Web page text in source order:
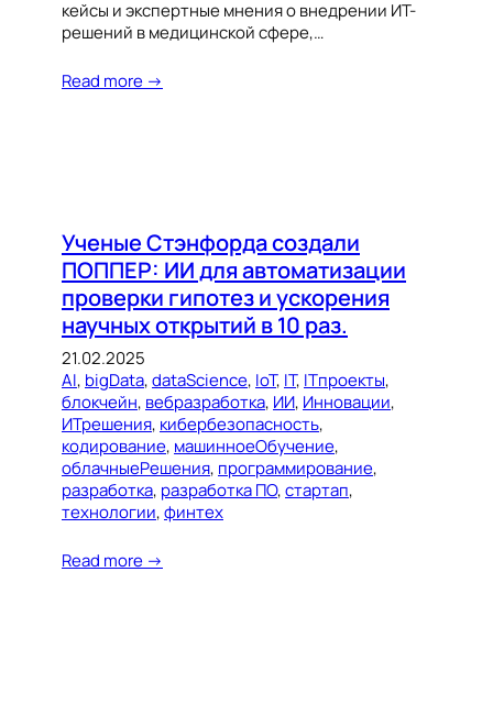
кейсы и экспертные мнения о внедрении ИТ-
решений в медицинской сфере,…
Read more →
Ученые Стэнфорда создали
ПОППЕР: ИИ для автоматизации
проверки гипотез и ускорения
научных открытий в 10 раз.
21.02.2025
AI, bigData, dataScience, IoT, IT, ITпроекты
блокчейн, вебразработка, ИИ, Инновации
ИТрешения, кибербезопасность
кодирование, машинноеОбучение
облачныеРешения, программирование
разработка, разработка ПО, стартап
технологии, финтех
Read more →